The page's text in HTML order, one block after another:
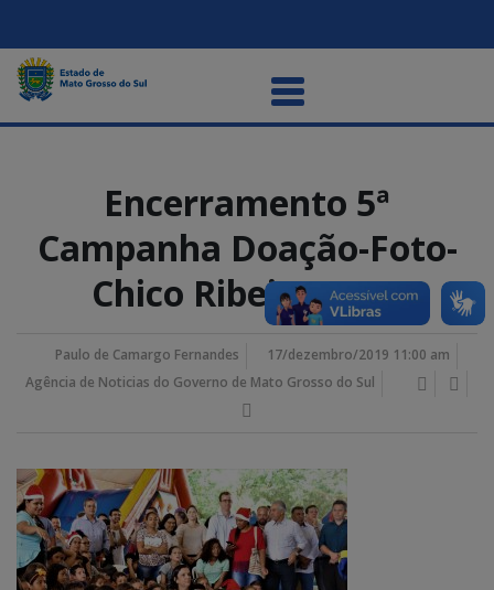
Encerramento 5ª
Campanha Doação-Foto-
Chico Ribeiro (267)
Paulo de Camargo Fernandes
17/dezembro/2019 11:00 am
Agência de Noticias do Governo de Mato Grosso do Sul